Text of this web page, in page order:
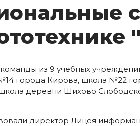
из 9 учебных
города Кирова, школа №22
деревни Шихово
директор Лицея